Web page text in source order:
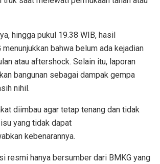
hingga pukul 19.38 WIB, hasil
bahwa belum ada kejadian
atau aftershock. Selain itu, laporan
bangunan sebagai dampak gempa
nihil.
diimbau agar tetap tenang dan tidak
yang tidak dapat
kebenarannya.
resmi hanya bersumber dari BMKG yang